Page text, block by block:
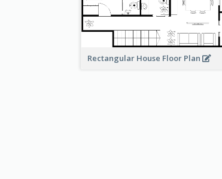
Rectangular House Floor Plan